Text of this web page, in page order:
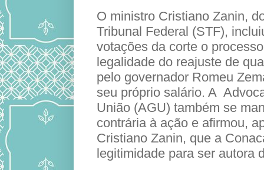
O ministro Cristiano Zanin,
Tribunal Federal (STF),
votações da corte o
legalidade do reajuste de
pelo governador Romeu
seu próprio salário. A
União (AGU) também se
contrária à ação e afirmou,
Cristiano Zanin, que a
legitimidade para ser autora